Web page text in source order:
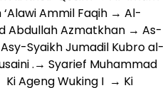
Ammil Faqih → Al-
Abdullah Azmatkhan → As-
Syaikh Jumadil Kubro al-
.→ Syarief Muhammad
Ageng Wuking I → Ki